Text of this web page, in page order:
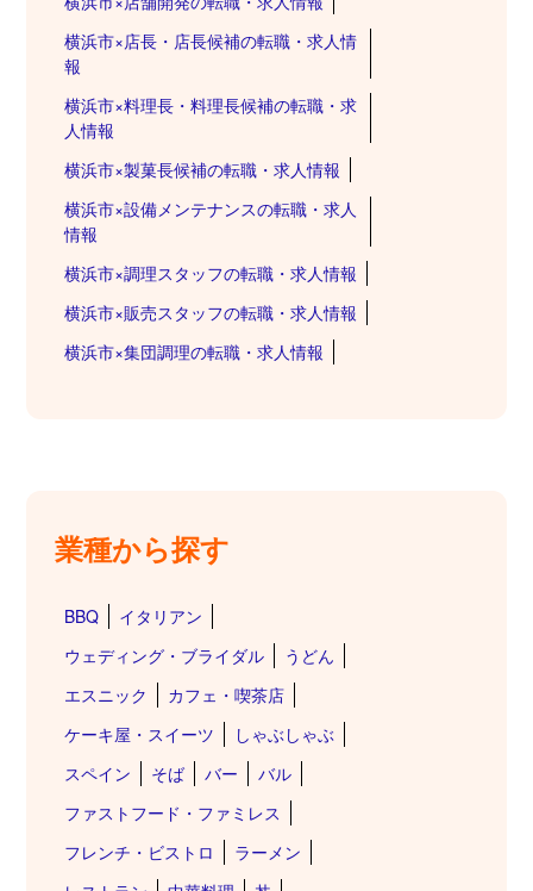
横浜市×店長・店長候補の転職・求人情
報
横浜市×料理長・料理長候補の転職・求
人情報
横浜市×製菓長候補の転職・求人情報
横浜市×設備メンテナンスの転職・求人
情報
横浜市×調理スタッフの転職・求人情報
横浜市×販売スタッフの転職・求人情報
横浜市×集団調理の転職・求人情報
業種から探す
BBQ
イタリアン
ウェディング・ブライダル
うどん
エスニック
カフェ・喫茶店
ケーキ屋・スイーツ
しゃぶしゃぶ
スペイン
そば バー
バル
ファストフード・ファミレス
フレンチ・ビストロ
ラーメン